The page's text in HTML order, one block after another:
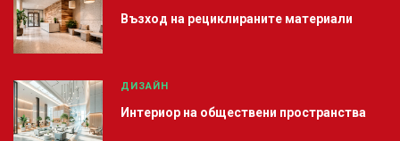
Възход на рециклираните материали
ДИЗАЙН
Интериор на обществени пространства